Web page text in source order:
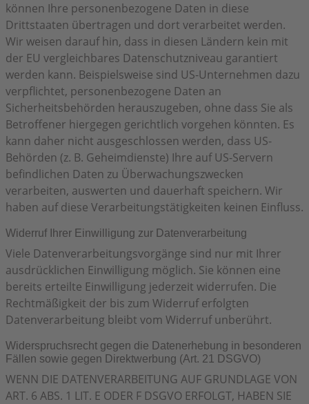
können Ihre personenbezogene Daten in diese
Drittstaaten übertragen und dort verarbeitet werden.
Wir weisen darauf hin, dass in diesen Ländern kein mit
der EU vergleichbares Datenschutzniveau garantiert
werden kann. Beispielsweise sind US-Unternehmen dazu
verpflichtet, personenbezogene Daten an
Sicherheitsbehörden herauszugeben, ohne dass Sie als
Betroffener hiergegen gerichtlich vorgehen könnten. Es
kann daher nicht ausgeschlossen werden, dass US-
Behörden (z. B. Geheimdienste) Ihre auf US-Servern
befindlichen Daten zu Überwachungszwecken
verarbeiten, auswerten und dauerhaft speichern. Wir
haben auf diese Verarbeitungstätigkeiten keinen Einfluss.
Widerruf Ihrer Einwilligung zur Datenverarbeitung
Viele Datenverarbeitungsvorgänge sind nur mit Ihrer
ausdrücklichen Einwilligung möglich. Sie können eine
bereits erteilte Einwilligung jederzeit widerrufen. Die
Rechtmäßigkeit der bis zum Widerruf erfolgten
Datenverarbeitung bleibt vom Widerruf unberührt.
Widerspruchsrecht gegen die Datenerhebung in besonderen
Fällen sowie gegen Direktwerbung (Art. 21 DSGVO)
WENN DIE DATENVERARBEITUNG AUF GRUNDLAGE VON
ART. 6 ABS. 1 LIT. E ODER F DSGVO ERFOLGT, HABEN SIE